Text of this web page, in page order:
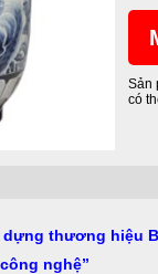
Sản
có
thương hiệu
nghệ”